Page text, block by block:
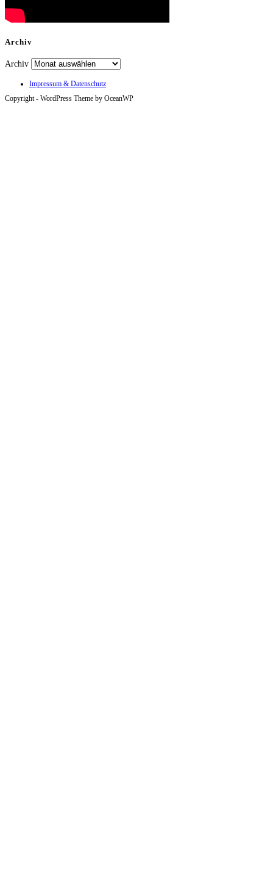
Archiv
Archiv
Impressum & Datenschutz
Copyright - WordPress Theme by OceanWP